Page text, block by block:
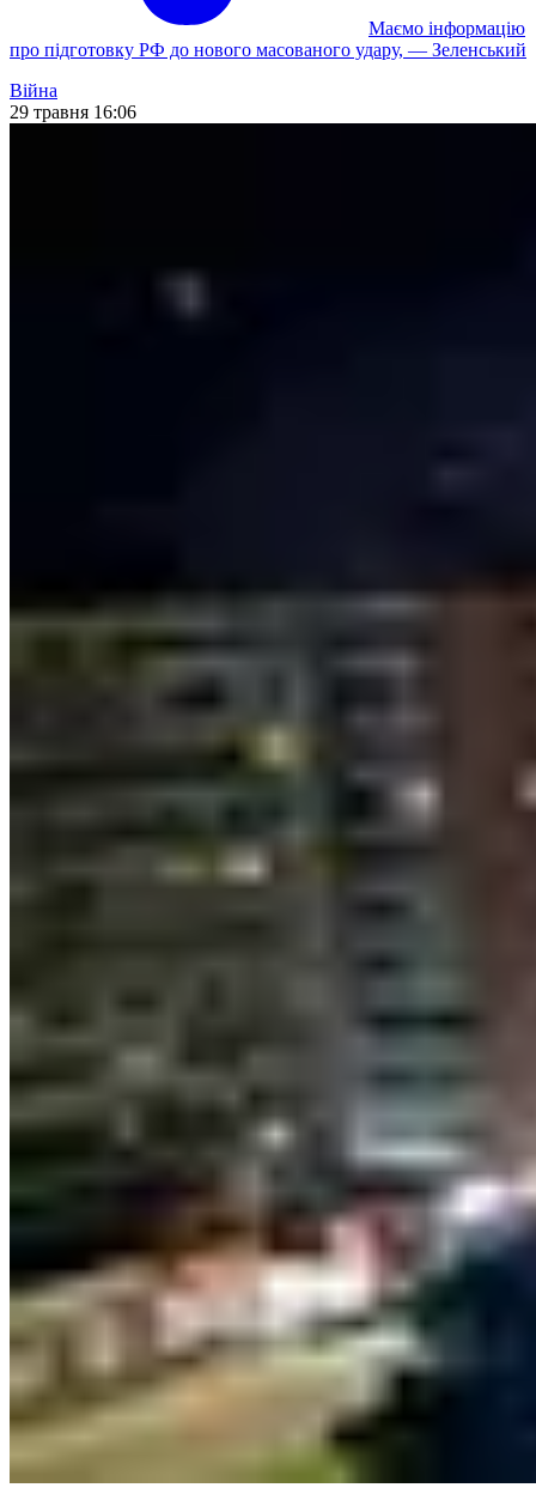
Маємо інформацію
про підготовку РФ до нового масованого удару, — Зеленський
Війна
29 травня 16:06